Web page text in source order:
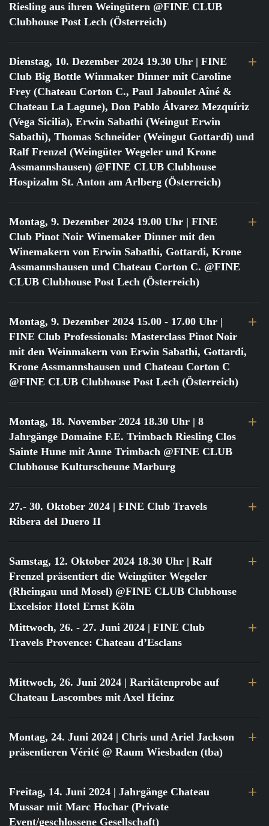
Riesling aus ihren Weingütern @FINE CLUB
Clubhouse Post Lech (Österreich)
Dienstag, 10. Dezember 2024 19.30 Uhr | FINE
Club Big Bottle Winmaker Dinner mit Caroline
Frey (Chateau Corton C., Paul Jaboulet Aîné &
Chateau La Lagune), Don Pablo Álvarez Mezquíriz
(Vega Sicilia), Erwin Sabathi (Weingut Erwin
Sabathi), Thomas Schneider (Weingut Gottardi) und
Ralf Frenzel (Weingüter Wegeler und Krone
Assmannshausen) @FINE CLUB Clubhouse
Hospizalm St. Anton am Arlberg (Österreich)
Montag, 9. Dezember 2024 19.00 Uhr | FINE
Club Pinot Noir Winemaker Dinner mit den
Winemakern von Erwin Sabathi, Gottardi, Krone
Assmannshausen und Chateau Corton C. @FINE
CLUB Clubhouse Post Lech (Österreich)
Montag, 9. Dezember 2024 15.00 - 17.00 Uhr |
FINE Club Professionals: Masterclass Pinot Noir
mit den Weinmakern von Erwin Sabathi, Gottardi,
Krone Assmannshausen und Chateau Corton C
@FINE CLUB Clubhouse Post Lech (Österreich)
Montag, 18. November 2024 18.30 Uhr | 8
Jahrgänge Domaine F.E. Trimbach Riesling Clos
Sainte Hune mit Anne Trimbach @FINE CLUB
Clubhouse Kulturscheune Marburg
27.- 30. Oktober 2024 | FINE Club Travels
Ribera del Duero II
Samstag, 12. Oktober 2024 18.30 Uhr | Ralf
Frenzel präsentiert die Weingüter Wegeler
(Rheingau und Mosel) @FINE CLUB Clubhouse
Excelsior Hotel Ernst Köln
Mittwoch, 26. - 27. Juni 2024 | FINE Club
Travels Provence: Chateau d’Esclans
Mittwoch, 26. Juni 2024 | Raritätenprobe auf
Chateau Lascombes mit Axel Heinz
Montag, 24. Juni 2024 | Chris und Ariel Jackson
präsentieren Vérité @ Raum Wiesbaden (tba)
Freitag, 14. Juni 2024 | Jahrgänge Chateau
Mussar mit Marc Hochar (Private
Event/geschlossene Gesellschaft)